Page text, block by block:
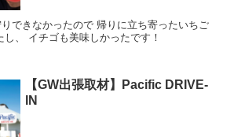
できなかったので 帰りに立ち寄ったいちご
、 イチゴも美味しかったです！
【GW出張取材】Pacific DRIVE-
IN